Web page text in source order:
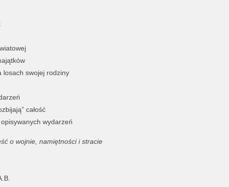
losach swojej rodziny
całość
wydarzeń
o wojnie, namiętności i stracie